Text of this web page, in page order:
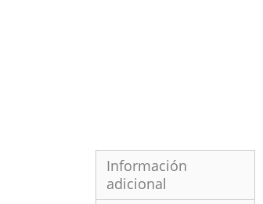
Información
adicional